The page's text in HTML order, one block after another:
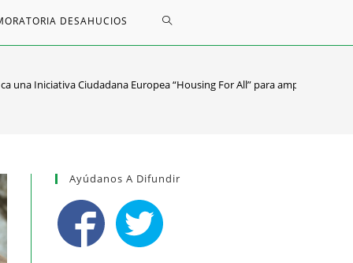
DESAHUCIOS
una Iniciativa Ciudadana Europea “Housing For All” para ampliar el
Ayúdanos A Difundir